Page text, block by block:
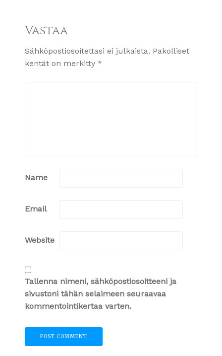
Vastaa
Sähköpostiosoitettasi ei julkaista. Pakolliset
kentät on merkitty *
Name
Email
Website
Tallenna nimeni, sähköpostiosoitteeni ja
sivustoni tähän selaimeen seuraavaa
kommentointikertaa varten.